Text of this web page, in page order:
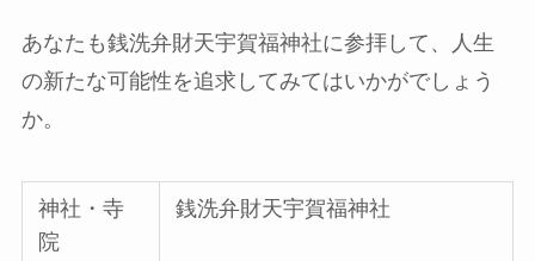
あなたも銭洗弁財天宇賀福神社に参拝して、人生
の新たな可能性を追求してみてはいかがでしょう
か。
神社・寺
院
銭洗弁財天宇賀福神社